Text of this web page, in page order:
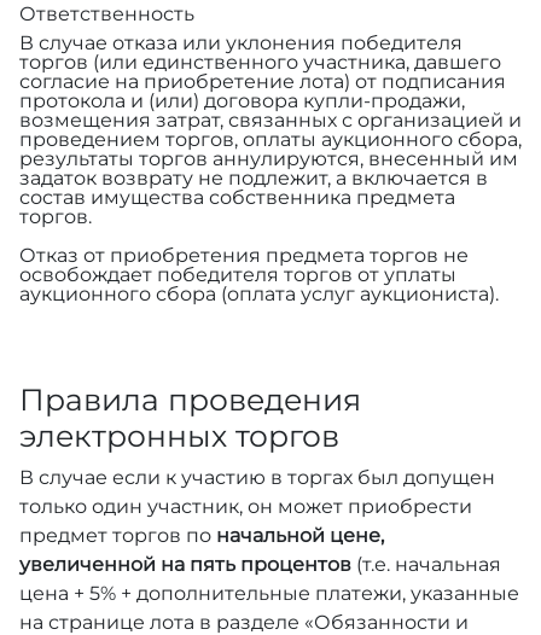
Ответственность
В случае отказа или уклонения победителя
торгов (или единственного участника, давшего
согласие на приобретение лота) от подписания
протокола и (или) договора купли-продажи,
возмещения затрат, связанных с организацией и
проведением торгов, оплаты аукционного сбора,
результаты торгов аннулируются, внесенный им
задаток возврату не подлежит, а включается в
состав имущества собственника предмета
торгов.
Отказ от приобретения предмета торгов не
освобождает победителя торгов от уплаты
аукционного сбора (оплата услуг аукциониста).
Правила проведения
электронных торгов
В случае если к участию в торгах был допущен
только один участник, он может приобрести
предмет торгов по начальной цене,
увеличенной на пять процентов (т.е. начальная
цена + 5% + дополнительные платежи, указанные
на странице лота в разделе «Обязанности и